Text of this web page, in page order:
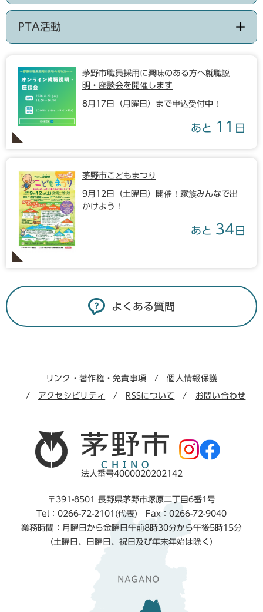
PTA活動
茅野市職員採用に興味のある方へ就職説
明・座談会を開催します
8月17日（月曜日）まで申込受付中！
あと 11 日
茅野市こどもまつり
9月12日（土曜日）開催！家族みんなで出
かけよう！
あと 34 日
よくある質問
リンク・著作権・免責事項 個人情報保護
アクセシビリティ RSSについて お問い合わせ
法人番号4000020202142
〒391-8501 長野県茅野市塚原二丁目6番1号
Tel：0266-72-2101(代表) Fax：0266-72-9040
業務時間：月曜日から金曜日午前8時30分から午後5時15分
（土曜日、日曜日、祝日及び年末年始は除く）